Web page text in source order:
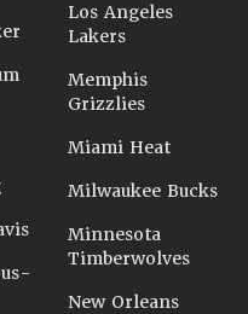
Los Angeles
Lakers
Memphis
Grizzlies
Miami Heat
Milwaukee Bucks
Minnesota
Timberwolves
New Orleans